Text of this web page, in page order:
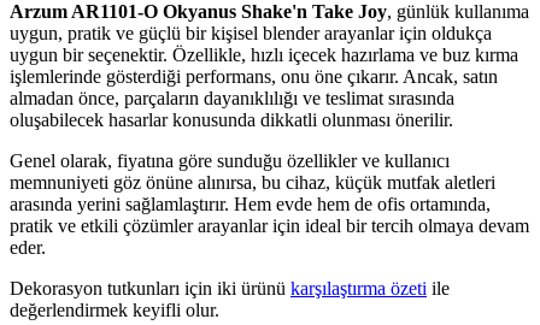
Arzum AR1101-O Okyanus Shake'n Take Joy, günlük kullanıma
uygun, pratik ve güçlü bir kişisel blender arayanlar için oldukça
uygun bir seçenektir. Özellikle, hızlı içecek hazırlama ve buz kırma
işlemlerinde gösterdiği performans, onu öne çıkarır. Ancak, satın
almadan önce, parçaların dayanıklılığı ve teslimat sırasında
oluşabilecek hasarlar konusunda dikkatli olunması önerilir.
Genel olarak, fiyatına göre sunduğu özellikler ve kullanıcı
memnuniyeti göz önüne alınırsa, bu cihaz, küçük mutfak aletleri
arasında yerini sağlamlaştırır. Hem evde hem de ofis ortamında,
pratik ve etkili çözümler arayanlar için ideal bir tercih olmaya devam
eder.
Dekorasyon tutkunları için iki ürünü karşılaştırma özeti ile
değerlendirmek keyifli olur.